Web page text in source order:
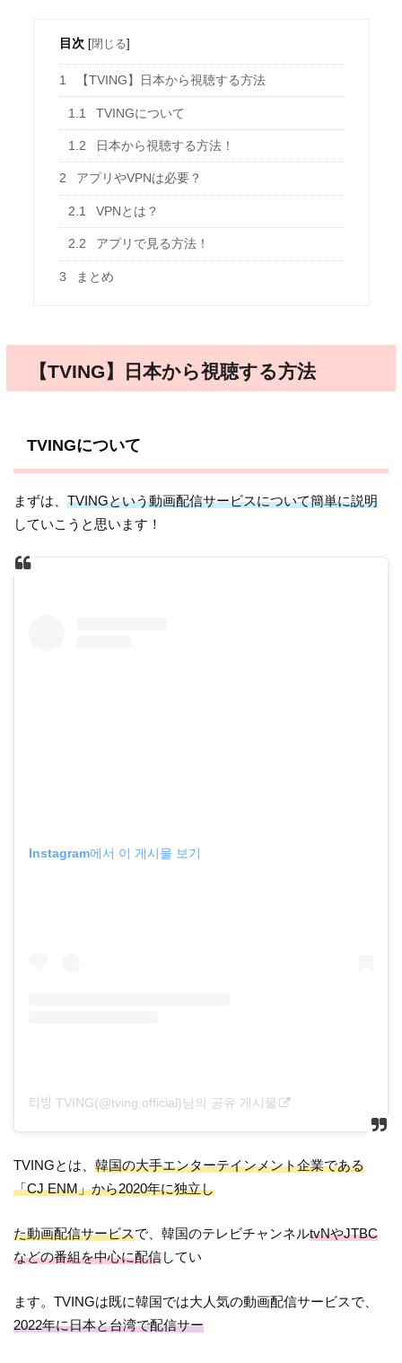
目次 [閉じる]
1 【TVING】日本から視聴する方法
1.1 TVINGについて
1.2 日本から視聴する方法！
2 アプリやVPNは必要？
2.1 VPNとは？
2.2 アプリで見る方法！
3 まとめ
【TVING】日本から視聴する方法
TVINGについて
まずは、TVINGという動画配信サービスについて簡単に説明
していこうと思います！
Instagram에서 이 게시물 보기
티빙 TVING(@tving.official)님의 공유 게시물
TVINGとは、韓国の大手エンターテインメント企業である
「CJ ENM」から2020年に独立し
た動画配信サービスで、韓国のテレビチャンネルtvNやJTBC
などの番組を中心に配信してい
ます。TVINGは既に韓国では大人気の動画配信サービスで、
2022年に日本と台湾で配信サー